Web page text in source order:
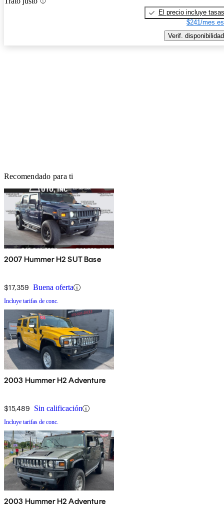
El precio incluye tasas
$241/mes
Verif. disponibilidad
Recomendado para ti
2007 Hummer H2 SUT Base
$17,359 Buena oferta
Incluye tarifas de conc.
2003 Hummer H2 Adventure
$15,489 Sin calificación
Incluye tarifas de conc.
2003 Hummer H2 Adventure